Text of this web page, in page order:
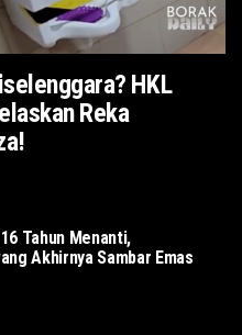
HKL
Reka
Tahun Menanti,
Akhirnya Sambar Emas